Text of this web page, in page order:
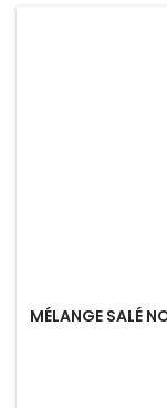
MÉLANGE SALÉ